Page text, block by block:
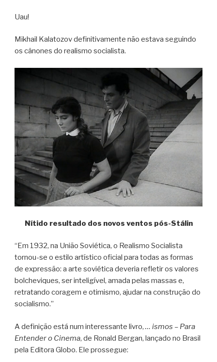
Uau!
Mikhail Kalatozov definitivamente não estava seguindo
os cânones do realismo socialista.
Nítido resultado dos novos ventos pós-Stálin
“Em 1932, na União Soviética, o Realismo Socialista
tornou-se o estilo artístico oficial para todas as formas
de expressão: a arte soviética deveria refletir os valores
bolcheviques, ser inteligível, amada pelas massas e,
retratando coragem e otimismo, ajudar na construção do
socialismo.”
A definição está num interessante livro,… ismos – Para
Entender o Cinema, de Ronald Bergan, lançado no Brasil
pela Editora Globo. Ele prossegue: